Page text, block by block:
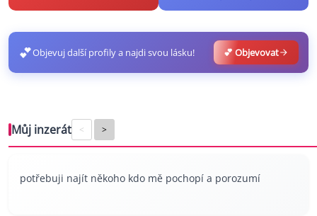
💕Objevuj další profily a najdi svou lásku! 💕 Objevovat
Můj inzerát < >
potřebuji najít někoho kdo mě pochopí a porozumí